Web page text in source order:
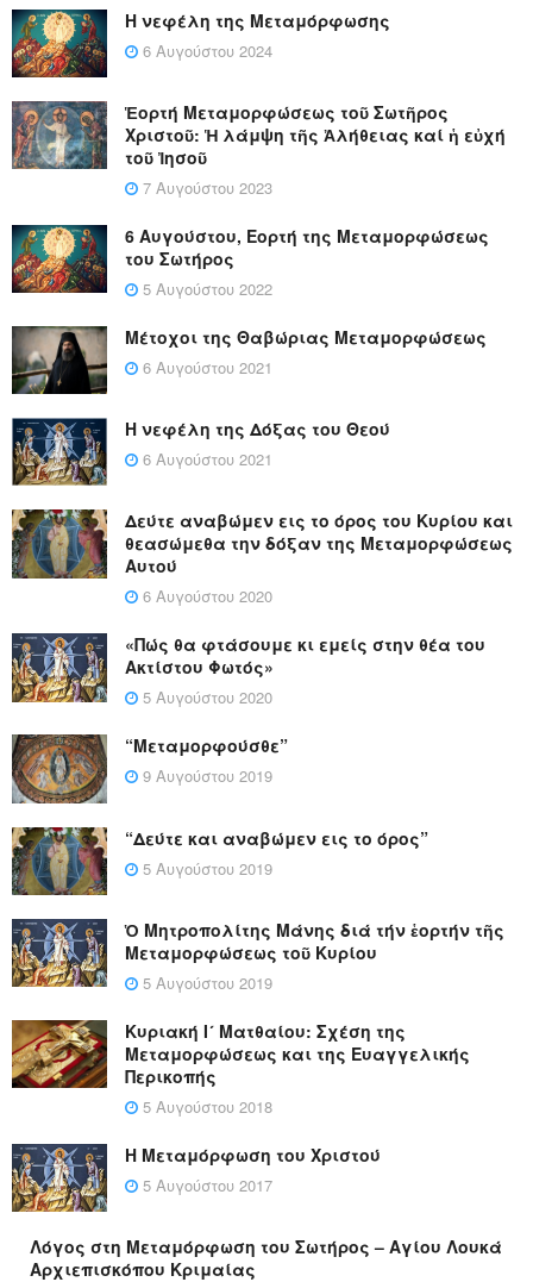
Η νεφέλη της Μεταμόρφωσης
6 Αυγούστου 2024
Ἑορτή Μεταμορφώσεως τοῦ Σωτῆρος
Χριστοῦ: Ἡ λάμψη τῆς Ἀλήθειας καί ἡ εὐχή
τοῦ Ἰησοῦ
7 Αυγούστου 2023
6 Αυγούστου, Εορτή της Μεταμορφώσεως
του Σωτήρος
5 Αυγούστου 2022
Μέτοχοι της Θαβώριας Μεταμορφώσεως
6 Αυγούστου 2021
Η νεφέλη της Δόξας του Θεού
6 Αυγούστου 2021
Δεύτε αναβώμεν εις το όρος του Κυρίου και
θεασώμεθα την δόξαν της Μεταμορφώσεως
Αυτού
6 Αυγούστου 2020
«Πώς θα φτάσουμε κι εμείς στην θέα του
Ακτίστου Φωτός»
5 Αυγούστου 2020
“Μεταμορφούσθε”
9 Αυγούστου 2019
“Δεύτε και αναβώμεν εις το όρος”
5 Αυγούστου 2019
Ὁ Μητροπολίτης Μάνης διά τήν ἑορτήν τῆς
Μεταμορφώσεως τοῦ Κυρίου
5 Αυγούστου 2019
Κυριακή Ι´ Ματθαίου: Σχέση της
Μεταμορφώσεως και της Ευαγγελικής
Περικοπής
5 Αυγούστου 2018
Η Μεταμόρφωση του Χριστού
5 Αυγούστου 2017
Λόγος στη Μεταμόρφωση του Σωτήρος – Αγίου Λουκά
Αρχιεπισκόπου Κριμαίας